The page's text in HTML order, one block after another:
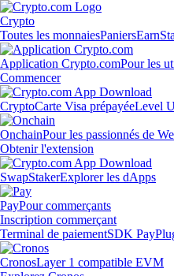
Crypto
Toutes les monnaiesPaniersEarn
Application Crypto.comPour les
Commencer
CryptoCarte Visa prépayéeLevel
OnchainPour les passionnés de
Obtenir l'extension
SwapStakerExplorer les dApps
PayPour commerçants
Inscription commerçant
Terminal de paiementSDK Pay
CronosLayer 1 compatible EVM